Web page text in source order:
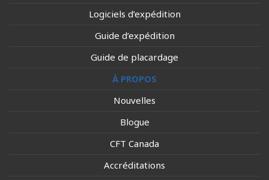
Logiciels d’expédition
Guide d’expédition
Guide de placardage
À PROPOS
Nouvelles
Blogue
CFT Canada
Accréditations